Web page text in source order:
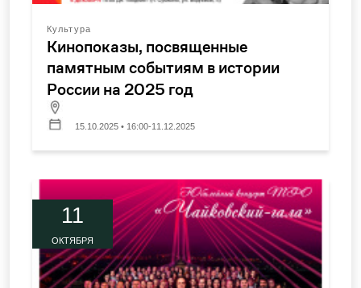
Культура
Кинопоказы, посвященные
памятным событиям в истории
России на 2025 год
15.10.2025 • 16:00-11.12.2025
11
ОКТЯБРЯ